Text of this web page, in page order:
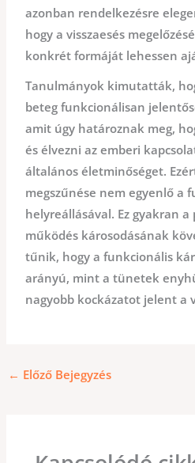
azonban rendelkezésre
hogy a visszaesés
konkrét formáját lehessen
Tanulmányok kimutatták,
beteg funkcionálisan
amit úgy határoznak meg,
és élvezni az emberi
általános életminőséget.
megszűnése nem egyenlő a
helyreállásával. Ez gyakran a
működés károsodásának
tűnik, hogy a funkcionális
arányú, mint a tünetek
nagyobb kockázatot jelent a
← Előző Bejegyzés